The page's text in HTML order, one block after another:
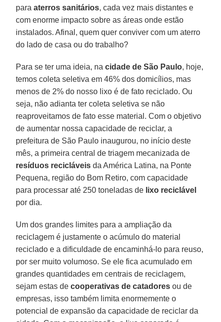
paraaterros sanitários, cada vez mais distantes e
com enorme impacto sobre as áreas onde estão
instalados. Afinal, quem quer conviver com um aterro
do lado de casa ou do trabalho?
Para se ter uma ideia, nacidade de São Paulo, hoje,
temos coleta seletiva em 46% dos domicílios, mas
menos de 2% do nosso lixo é de fato reciclado. Ou
seja, não adianta ter coleta seletiva se não
reaproveitamos de fato esse material. Com o objetivo
de aumentar nossa capacidade de reciclar, a
prefeitura de São Paulo inaugurou, no início deste
mês, a primeira central de triagem mecanizada de
resíduos recicláveis da América Latina, na Ponte
Pequena, região do Bom Retiro, com capacidade
para processar até 250 toneladas de lixo reciclável
por dia.
Um dos grandes limites para a ampliação da
reciclagem é justamente o acúmulo do material
reciclado e a dificuldade de encaminhá-lo para reuso,
por ser muito volumoso. Se ele fica acumulado em
grandes quantidades em centrais de reciclagem,
sejam estas decooperativas de catadores ou de
empresas, isso também limita enormemente o
potencial de expansão da capacidade de reciclar da